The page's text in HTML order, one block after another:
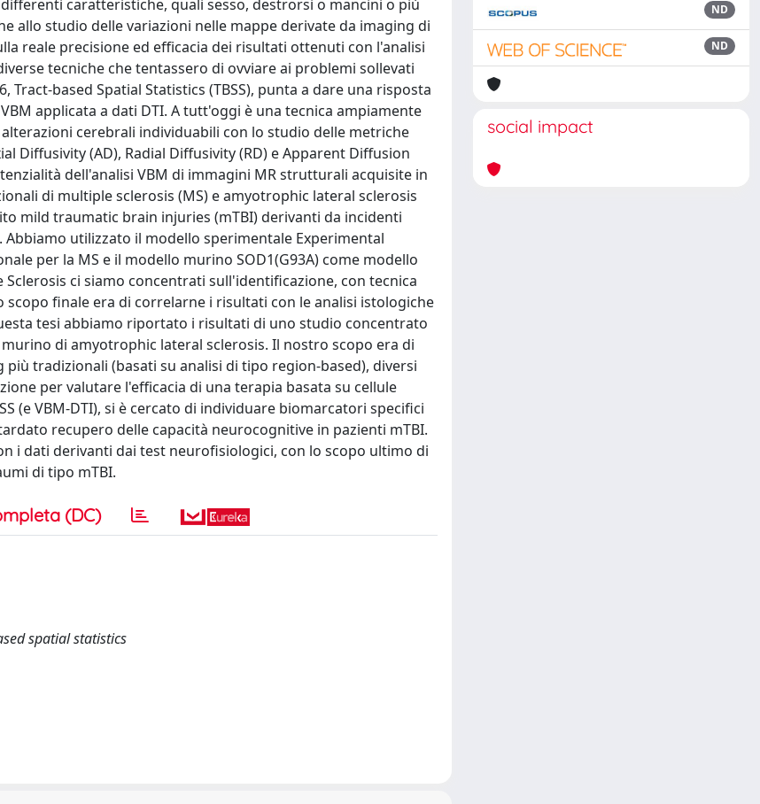
caratteristiche, quali sesso, destrorsi o mancini o più
allo studio delle variazioni nelle mappe derivate da imaging di
reale precisione ed efficacia dei risultati ottenuti con l'analisi
tecniche che tentassero di ovviare ai problemi sollevati
based Spatial Statistics (TBSS), punta a dare una risposta
applicata a dati DTI. A tutt'oggi è una tecnica ampiamente
cerebrali individuabili con lo studio delle metriche
Diffusivity (AD), Radial Diffusivity (RD) e Apparent Diffusion
dell'analisi VBM di immagini MR strutturali acquisite in
di multiple sclerosis (MS) e amyotrophic lateral sclerosis
mild traumatic brain injuries (mTBI) derivanti da incidenti
utilizzato il modello sperimentale Experimental
per la MS e il modello murino SOD1(G93A) come modello
ci siamo concentrati sull'identificazione, con tecnica
finale era di correlarne i risultati con le analisi istologiche
tesi abbiamo riportato i risultati di uno studio concentrato
di amyotrophic lateral sclerosis. Il nostro scopo era di
tradizionali (basati su analisi di tipo region-based), diversi
per valutare l'efficacia di una terapia basata su cellule
(e VBM-DTI), si è cercato di individuare biomarcatori specifici
recupero delle capacità neurocognitive in pazienti mTBI.
i dati derivanti dai test neurofisiologici, con lo scopo ultimo di
di tipo mTBI.
(DC)
spatial statistics
ND
ND
social impact